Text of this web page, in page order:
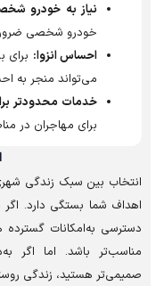
نیاز به خودرو شخصی: در
خودرو شخصی ضروری است.
احساس انزوا:برای برخی
می‌تواند منجر به احساس
خدمات محدودتر برای
برای مهاجران در مناطق
بین سبک زندگی شهری و
شما بستگی دارد. اگر
به‌امکانات گسترده
باشد. اما اگر به‌دنبال
هستید، زندگی روستایی